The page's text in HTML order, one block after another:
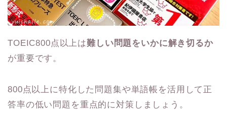
TOEIC800点以上は難しい問題をいかに解き切るか
が重要です。
800点以上に特化した問題集や単語帳を活用して正
答率の低い問題を重点的に対策しましょう。